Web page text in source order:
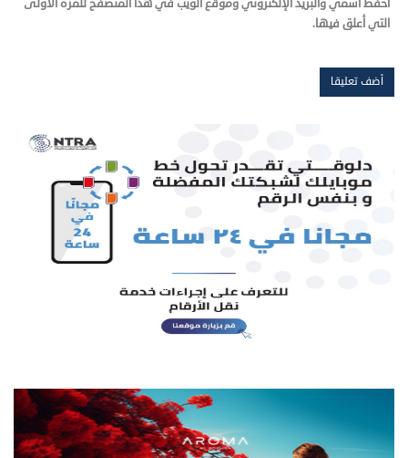
احفظ اسمي والبريد الإلكتروني وموقع الويب في هذا المتصفح للمرة الأولى
التي أعلق فيها.